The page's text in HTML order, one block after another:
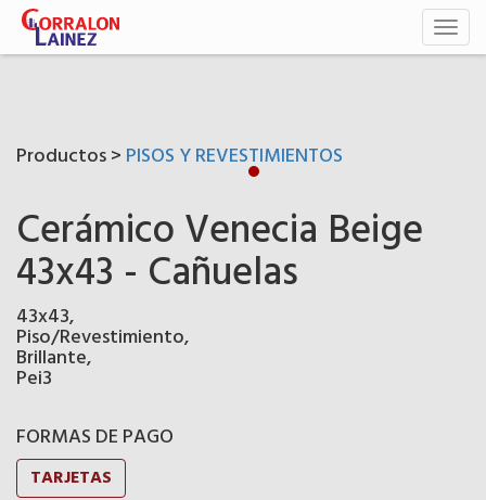
Productos > PISOS Y REVESTIMIENTOS
Cerámico Venecia Beige
43x43 - Cañuelas
43x43,
Piso/Revestimiento,
Brillante,
Pei3
FORMAS DE PAGO
TARJETAS